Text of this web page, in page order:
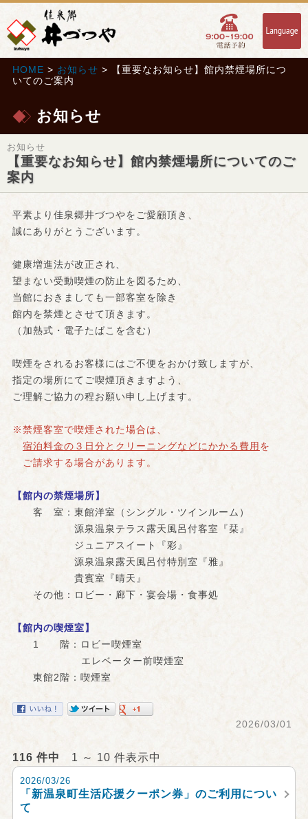
HOME > お知らせ > 【重要なお知らせ】館内禁煙場所につ
いてのご案内
お知らせ
お知らせ
【重要なお知らせ】館内禁煙場所についてのご
案内
平素より佳泉郷井づつやをご愛顧頂き、
誠にありがとうございます。
健康増進法が改正され、
望まない受動喫煙の防止を図るため、
当館におきましても一部客室を除き
館内を禁煙とさせて頂きます。
（加熱式・電子たばこを含む）
喫煙をされるお客様にはご不便をおかけ致しますが、
指定の場所にてご喫煙頂きますよう、
ご理解ご協力の程お願い申し上げます。
※禁煙客室で喫煙された場合は、
宿泊料金の３日分と クリーニングなどにかかる費用 を
ご請求する場合があります。
【館内の禁煙場所】
客 室：東館洋室（シングル・ツインルーム）
源泉温泉テラス露天風呂付客室『栞』
ジュニアスイート『彩』
源泉温泉露天風呂付特別室『雅』
貴賓室『晴天』
その他：ロビー・廊下・宴会場・食事処
【館内の喫煙室】
1 階：ロビー喫煙室
エレベーター前喫煙室
東館2階：喫煙室
2026/03/01
116 件中 1 ～ 10 件表示中
2026/03/26
「新温泉町生活応援クーポン券」のご利用につい
て